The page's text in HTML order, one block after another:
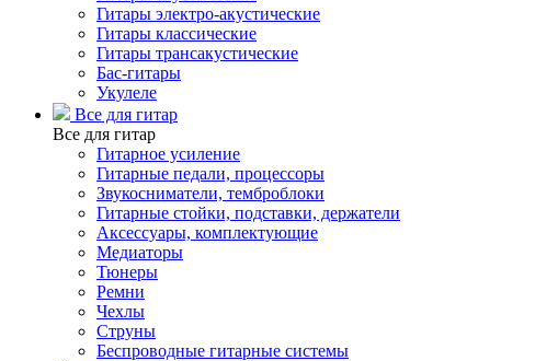
Гитары электро-акустические
Гитары классические
Гитары трансакустические
Бас-гитары
Укулеле
Все для гитар
Все для гитар
Гитарное усиление
Гитарные педали, процессоры
Звукосниматели, темброблоки
Гитарные стойки, подставки, держатели
Аксессуары, комплектующие
Медиаторы
Тюнеры
Ремни
Чехлы
Струны
Беспроводные гитарные системы